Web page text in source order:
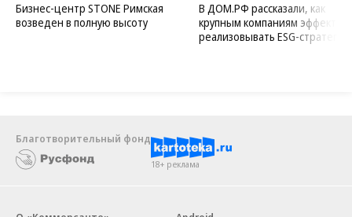
Бизнес-центр STONE Римская
возведен в полную высоту
В ДОМ.РФ рассказали, как
крупным компаниям
реализовывать ESG-стратегию
Благотворительный фонд
18+ реклама